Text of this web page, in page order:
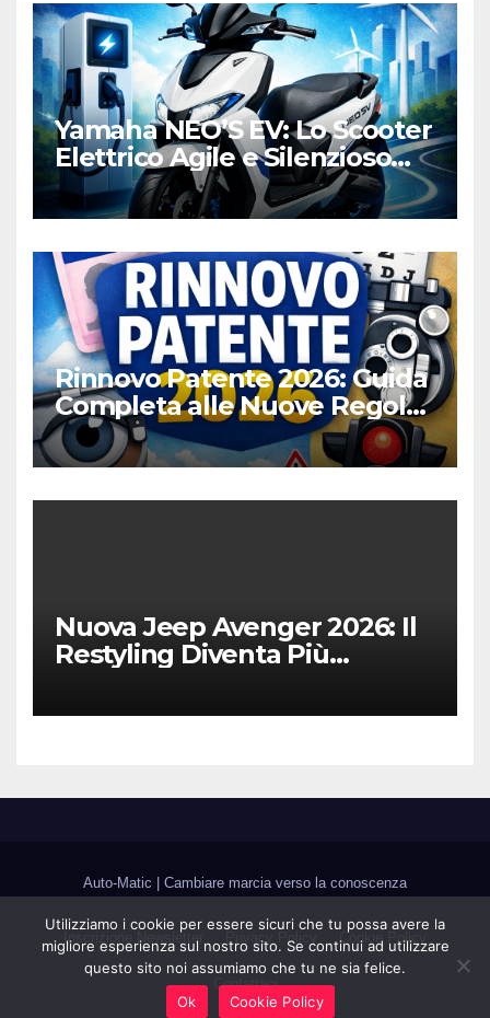
Yamaha NEO’S EV: Lo Scooter
Elettrico Agile e Silenzioso
per la Città
Rinnovo Patente 2026: Guida
Completa alle Nuove Regole,
Digitalizzazione e Costi
Nuova Jeep Avenger 2026: Il
Restyling Diventa Più
Fedele al DNA Off-Road
Auto-Matic Cambiare marcia verso la conoscenza
Inscrizione Newsletter Privacy Policy Cookie Policy
Contattaci
Utilizziamo i cookie per essere sicuri che tu possa avere la
migliore esperienza sul nostro sito. Se continui ad utilizzare
questo sito noi assumiamo che tu ne sia felice.
Ok
Cookie Policy